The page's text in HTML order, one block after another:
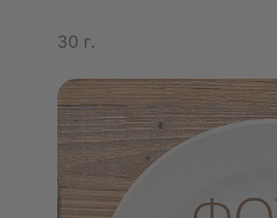
30 г.
Найти меня